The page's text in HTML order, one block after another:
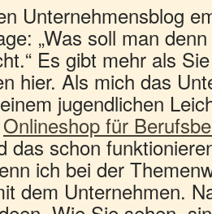
Unternehmensblog
„Was soll man
Es gibt mehr als
hier. Als mich das
jugendlichen
Onlineshop für
das schon
ich bei der
dem Unternehmen.